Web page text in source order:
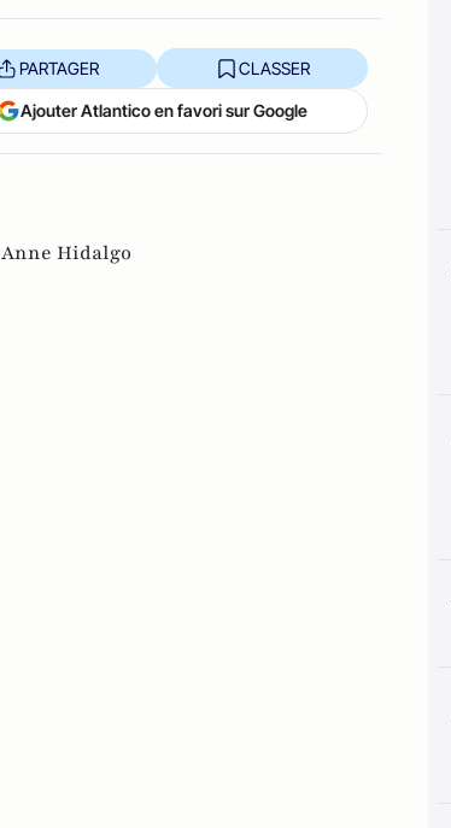
PARTAGER CLASSER
Ajouter Atlantico en favori sur Google
Anne Hidalgo